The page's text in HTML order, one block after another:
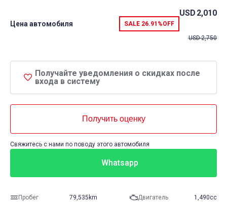
Цена автомобиля SALE 26.91%OFF
USD 2,010
USD2,750
Получайте уведомления о скидках после
входа в систему
Получить оценку
Свяжитесь с нами по поводу этого автомобиля
Whatsapp
Пробег 79,535km Двигатель 1,490cc